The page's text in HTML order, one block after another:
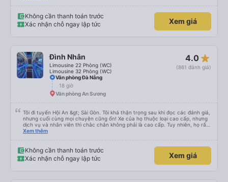
Không cần thanh toán trước
Xác nhận chỗ ngay lập tức
Xem giá
Đình Nhân
Limousine 22 Phòng (WC)
Limousine 32 Phòng (WC)
4.0 star_rate
(861 đánh giá)
Văn phòng Đà Nẵng
18 giờ
Văn phòng An Sương
Tôi đi tuyến Hội An &gt; Sài Gòn. Tôi khá thận trọng sau khi đọc các đánh giá,
nhưng cuối cùng mọi chuyện cũng ổn! Xe của họ thuộc loại cao cấp, nhưng
dịch vụ và nhân viên thì chắc chắn không phải là cao cấp. Tuy nhiên, họ rất
hiệu quả và có năng lực. Họ có văn phòng riêng ở Hội An, điều này khá tốt.
8:30 tối. Chắc hẳn họ đã chạy rất nhanh suốt đêm vì chúng tôi đến phía bắc
Sài Gòn lúc 6:45 sáng (tại cơ sở rửa xe của họ?), nơi họ đưa chúng tôi lên
một chiếc xe buýt đưa đón khá ọp ẹp để chuyển đến văn phòng Tinh Bình
Xem thêm
Không cần thanh toán trước
Xác nhận chỗ ngay lập tức
Xem giá